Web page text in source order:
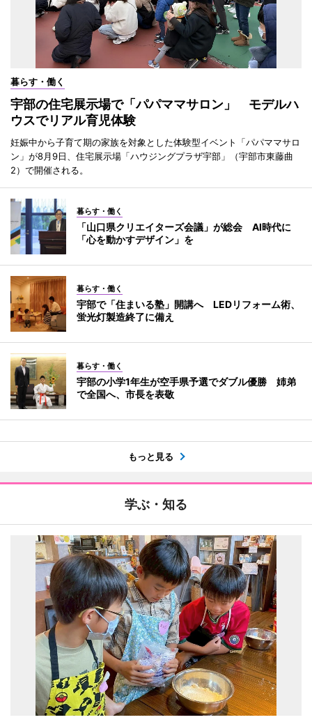
暮らす・働く
宇部の住宅展示場で「パパママサロン」 モデルハ
ウスでリアル育児体験
妊娠中から子育て期の家族を対象とした体験型イベント「パパママサロ
ン」が8月9日、住宅展示場「ハウジングプラザ宇部」（宇部市東藤曲
2）で開催される。
暮らす・働く
「山口県クリエイターズ会議」が総会 AI時代に
「心を動かすデザイン」を
暮らす・働く
宇部で「住まいる塾」開講へ LEDリフォーム術、
蛍光灯製造終了に備え
暮らす・働く
宇部の小学1年生が空手県予選でダブル優勝 姉弟
で全国へ、市長を表敬
もっと見る
学ぶ・知る